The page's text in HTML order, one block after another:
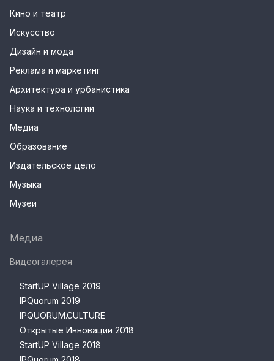
Кино и театр
Искусство
Дизайн и мода
Реклама и маркетинг
Архитектура и урбанистика
Наука и технологии
Медиа
Образование
Издательское дело
Музыка
Музеи
Медиа
Видеогалерея
StartUP Village 2019
IPQuorum 2019
IPQUORUM.CULTURE
Открытые Инновации 2018
StartUP Village 2018